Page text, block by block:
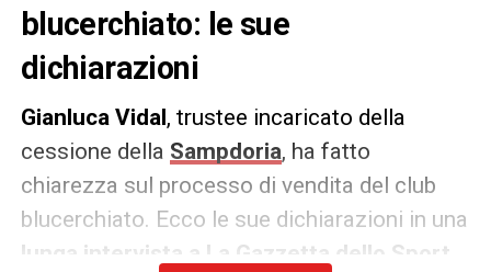
blucerchiato: le sue
dichiarazioni
Gianluca Vidal, trustee incaricato della
cessione della Sampdoria, ha fatto
chiarezza sul processo di vendita del club
blucerchiato. Ecco le sue dichiarazioni in una
lunga intervista a La Gazzetta dello Sport